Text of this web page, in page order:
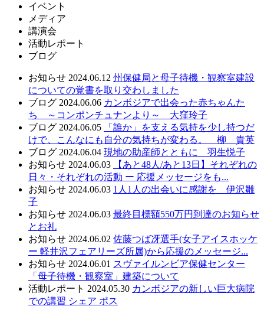
イベント
メディア
講演会
活動レポート
ブログ
お知らせ 2024.06.12 州保健局と母子待機・観察室建設
についての覚書を取り交わしました
ブログ 2024.06.06 カンボジアで出会った赤ちゃんた
ち ～コンポンチュナンより～ 大窪玲子
ブログ 2024.06.05
「誰か」を支える気持を少し持つだ
けで、こんなにも自分の気持ちが変わる。 柳 貴英
ブログ 2024.06.04 現地の助産師とともに 羽生悦子
お知らせ 2024.06.03
【あと48人/あと13日】それぞれの
日々・それぞれの活動 ー 応援メッセージをも...
お知らせ 2024.06.03 1人1人の出会いに感謝を 伊沢雛
子
お知らせ 2024.06.03 最終目標額550万円到達のお知らせ
とお礼
お知らせ 2024.06.02 佐藤つば冴選手(女子アイスホッケ
ー 軽井沢フェアリーズ所属)から応援のメッセージ...
お知らせ 2024.06.01 スヴァイルンビア保健センター
「母子待機・観察室」建築について
活動レポート 2024.05.30 カンボジアの新しい巨大病院
での講習 シェア ポス